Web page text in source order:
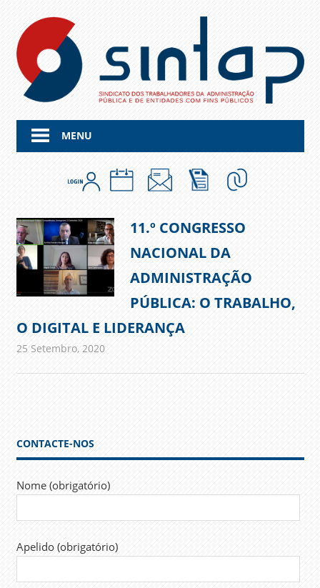
content
MENU
11.º CONGRESSO
NACIONAL DA
ADMINISTRAÇÃO
PÚBLICA: O TRABALHO,
O DIGITAL E LIDERANÇA
25 Setembro, 2020admin
Comunicados
CONTACTE-NOS
Nome (obrigatório)
Apelido (obrigatório)